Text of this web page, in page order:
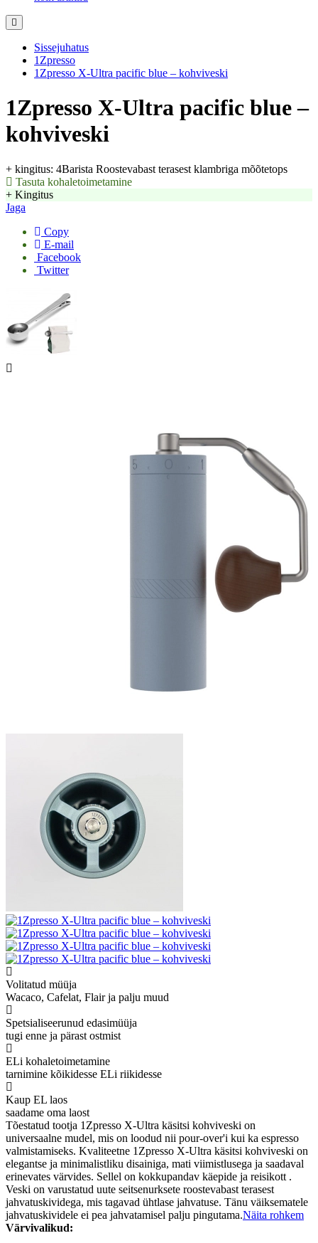
Sissejuhatus
1Zpresso
1Zpresso X-Ultra pacific blue – kohviveski
1Zpresso X-Ultra pacific blue –
kohviveski
+ kingitus: 4Barista Roostevabast terasest klambriga mõõtetops
Tasuta kohaletoimetamine
+ Kingitus
Jaga
Copy
E-mail
Facebook
Twitter
Volitatud müüja
Wacaco, Cafelat, Flair ja palju muud
Spetsialiseerunud edasimüüja
tugi enne ja pärast ostmist
ELi kohaletoimetamine
tarnimine kõikidesse ELi riikidesse
Kaup EL laos
saadame oma laost
Tõestatud tootja 1Zpresso X-Ultra käsitsi kohviveski on
universaalne mudel, mis on loodud nii pour-over'i kui ka espresso
valmistamiseks. Kvaliteetne 1Zpresso X-Ultra käsitsi kohviveski on
elegantse ja minimalistliku disainiga, mati viimistlusega ja saadaval
erinevates värvides. Sellel on kokkupandav käepide ja reisikott .
Veski on varustatud uute seitsenurksete roostevabast terasest
jahvatuskividega, mis tagavad ühtlase jahvatuse. Tänu väiksematele
jahvatuskividele ei pea jahvatamisel palju pingutama.Näita rohkem
Värvivalikud: